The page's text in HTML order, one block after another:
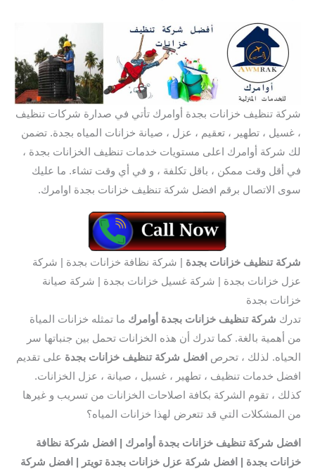
شركة تنظيف خزانات بجدة أوامرك تأتي في صدارة شركات تنظيف
، غسيل ، تطهير ، تعقيم ، عزل ، صيانة خزانات المياه بجدة. تضمن
لك شركة أوامرك اعلى مستويات خدمات تنظيف الخزانات بجدة ،
في أقل وقت ممكن ، باقل تكلفة ، و في أي وقت تشاء. ما عليك
سوى الاتصال برقم افضل شركة تنظيف خزانات بجدة اوامرك.
شركة تنظيف خزانات بجدة | شركة نظافة خزانات بجدة | شركة
عزل خزانات بجدة | شركة غسيل خزانات بجدة | شركة صيانة
خزانات بجدة
تدرك شركة تنظيف خزانات بجدة أوامرك ما تمثله خزانات المياة
من أهمية بالغة. كما تدرك أن هذه الخزانات تحمل بين جنباتها سر
الحياه. لذلك ، تحرص افضل شركة تنظيف خزانات بجدة على تقديم
افضل خدمات تنظيف ، تطهير ، غسيل ، صيانة ، عزل الخزانات.
كذلك ، تقوم الشركة بكافة اصلاحات الخزانات من تسريب و غيرها
من المشكلات التي قد تتعرض لهذا خزانات المياه؟
افضل شركة تنظيف خزانات بجدة أوامرك | افضل شركة نظافة
خزانات بجدة | افضل شركة عزل خزانات بجدة تويتر
| افضل شركة